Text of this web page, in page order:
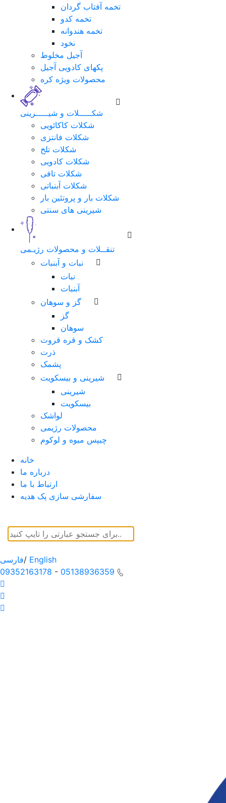
تخمه آفتاب گردان
تخمه کدو
تخمه هندوانه
نخود
آجیل مخلوط
پکهای کادویی آجیل
محصولات ویژه کره
شکـــــلات و شیـــــرینی
شکلات کاکائویی
شکلات فانتزی
شکلات تلخ
شکلات کادویی
شکلات تافی
شکلات آبنباتی
شکلات بار و پروتئین بار
شیرینی های سنتی
تنقــلات و محصولات رژیـمی
نبات و آبنبات
نبات
آبنبات
گز و سوهان
گز
سوهان
کشک و قره قروت
ذرت
پشمک
شیرینی و بیسکویت
شیرینی
بیسکویت
لواشک
محصولات رژیمی
چیپس میوه و لوکوم
خانه
درباره ما
ارتباط با ما
سفارشی سازی پک هدیه
فارسی/ English
09352163178 - 05138936359